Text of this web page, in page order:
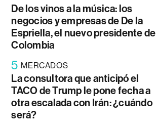
De los vinos a la música: los
negocios y empresas de De la
Espriella, el nuevo presidente de
Colombia
5 MERCADOS
La consultora que anticipó el
TACO de Trump le pone fecha a
otra escalada con Irán: ¿cuándo
será?